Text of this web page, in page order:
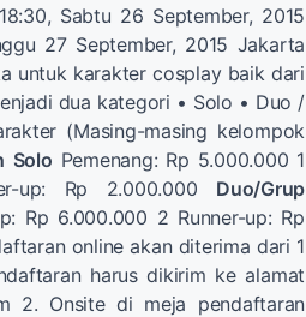
Sabtu 26 September, 2015
27 September, 2015 Jakarta
untuk karakter cosplay baik dari
dua kategori • Solo • Duo /
(Masing-masing kelompok
Solo Pemenang: Rp 5.000.000 1
up: Rp 2.000.000 Duo/Grup
Rp 6.000.000 2 Runner-up: Rp
online akan diterima dari 1
harus dikirim ke alamat
2. Onsite di meja pendaftaran